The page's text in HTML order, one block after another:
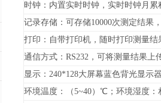
时钟：内置实时时钟，实时时钟月累
记录存储：可存储10000次测定结果
打印：自带打印机，随时打印测量结
通信方式：RS232，可将测量结果上
显示：240*128大屏幕蓝色背光显示
环境温度：（5~40）℃；环境湿度：